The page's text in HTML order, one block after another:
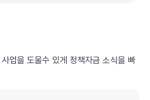
업을 도울수 있게 정책자금 소식을 빠